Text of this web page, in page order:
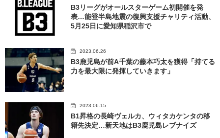
B3リーグがオールスターゲーム初開催を発
表…能登半島地震の復興支援チャリティ活動、
5月25日に愛知県稲沢市で
2023.06.26
B3鹿児島が前A千葉の藤本巧太を獲得「持てる
力を最大限に発揮していきます」
2023.06.15
B1昇格の長崎ヴェルカ、ウィタカケンタの移
籍先決定…新天地はB3鹿児島レブナイズ